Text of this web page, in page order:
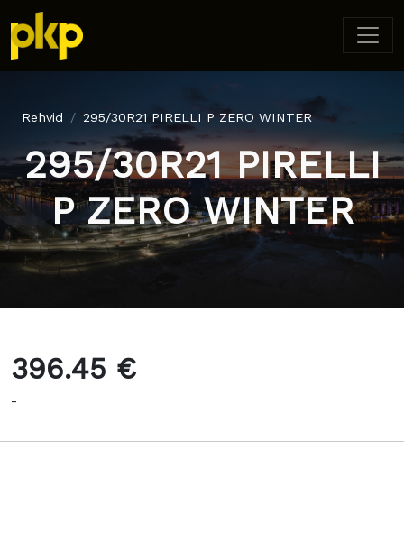
Rehvid 295/30R21 PIRELLI P ZERO WINTER
295/30R21 PIRELLI
P ZERO WINTER
396.45 €
-